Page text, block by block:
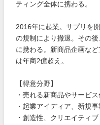
ティング全体に携わる。
2016年に起業。サプリを
の規制により撤退。その
に携わる。新商品企画な
は年商2億超え。
【得意分野】
・売れる新商品やサービス
・起業アイディア、新規
・創造性、クリエイティ